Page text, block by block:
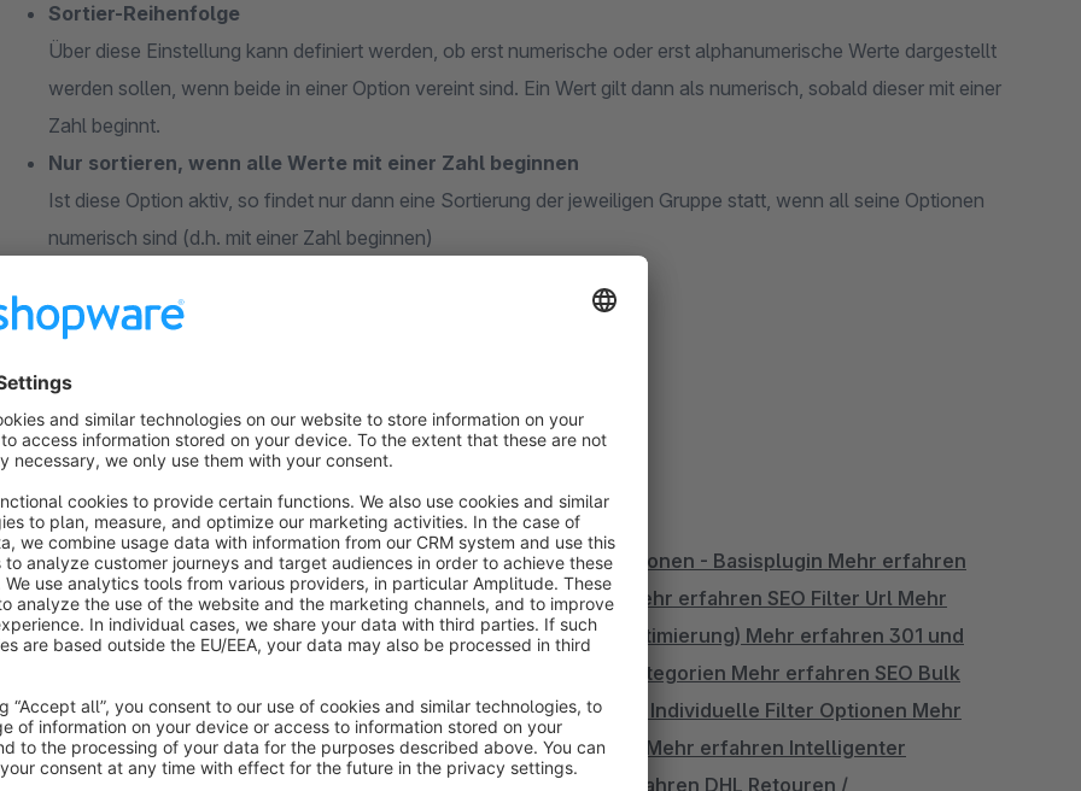
Sortier-Reihenfolge
Über diese Einstellung kann definiert werden, ob erst numerische oder erst alphanumerische Werte dargestellt
werden sollen, wenn beide in einer Option vereint sind. Ein Wert gilt dann als numerisch, sobald dieser mit einer
Zahl beginnt.
Nur sortieren, wenn alle Werte mit einer Zahl beginnen
Ist diese Option aktiv, so findet nur dann eine Sortierung der jeweiligen Gruppe statt, wenn all seine Optionen
numerisch sind (d.h. mit einer Zahl beginnen)
Weitere Plugins von dreischild
Kauf 3, Zahl 2 - Rabatt AktionMehr erfahren Rabatte und Rabattaktionen - Basisplugin Mehr erfahren
Rabatt auf KategorienMehr erfahren Intelligentes Cross-Selling Mehr erfahren SEO Filter Url Mehr
erfahren Komprimierung und Skalierung der Bilder (PageSpeed-Optimierung) Mehr erfahren
SEO Bulk Generator für Kategorien Mehr erfahren
Generator für Artikel Mehr erfahren Shopware CMSMehr erfahren Individuelle Filter Optionen Mehr
erfahren Set Artikel-KonfiguratorMehr erfahren SEO Professional Mehr erfahren
Variantenwechsel (Kundenfreundliche Variantenauswahl)Mehr erfahren